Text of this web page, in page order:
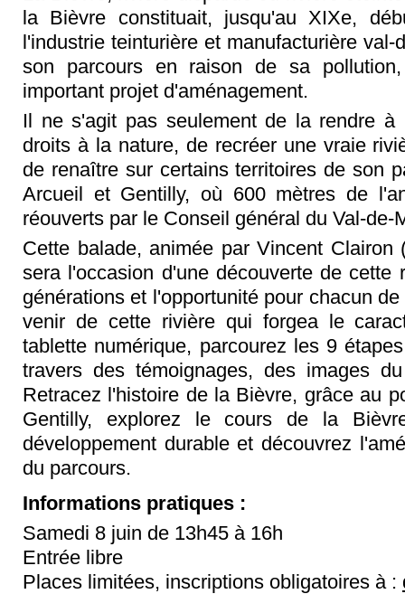
la Bièvre constituait, jusqu'au XIXe,
l'industrie teinturière et manufacturière
son parcours en raison de sa
important projet d'aménagement.
Il ne s'agit pas seulement de la rendre
droits à la nature, de recréer une vraie
de renaître sur certains territoires de son
Arcueil et Gentilly, où 600 mètres de
réouverts par le Conseil général du Val-de-
Cette balade, animée par Vincent
sera l'occasion d'une découverte de
générations et l'opportunité pour chacun
venir de cette rivière qui forgea le
tablette numérique, parcourez les 9
travers des témoignages, des images
Retracez l'histoire de la Bièvre, grâce au
Gentilly, explorez le cours de la
développement durable et découvrez
du parcours.
Informations pratiques :
Samedi 8 juin de 13h45 à 16h
Entrée libre
Places limitées, inscriptions obligatoires à :